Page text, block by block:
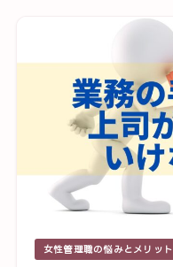
女性管理職の悩みとメリット